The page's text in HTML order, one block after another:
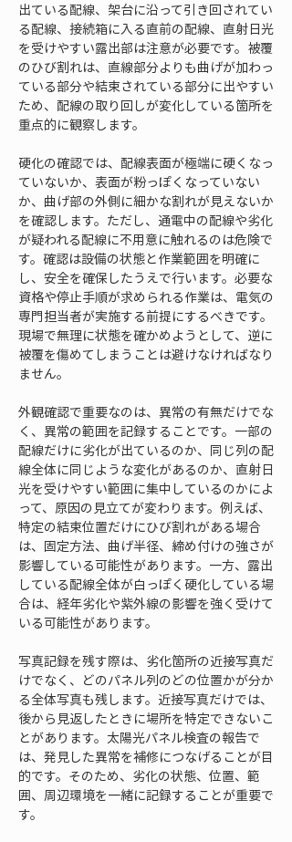
出ている配線、架台に沿って引き回されてい
る配線、接続箱に入る直前の配線、直射日光
を受けやすい露出部は注意が必要です。被覆
のひび割れは、直線部分よりも曲げが加わっ
ている部分や結束されている部分に出やすい
ため、配線の取り回しが変化している箇所を
重点的に観察します。
硬化の確認では、配線表面が極端に硬くなっ
ていないか、表面が粉っぽくなっていない
か、曲げ部の外側に細かな割れが見えないか
を確認します。ただし、通電中の配線や劣化
が疑われる配線に不用意に触れるのは危険で
す。確認は設備の状態と作業範囲を明確に
し、安全を確保したうえで行います。必要な
資格や停止手順が求められる作業は、電気の
専門担当者が実施する前提にするべきです。
現場で無理に状態を確かめようとして、逆に
被覆を傷めてしまうことは避けなければなり
ません。
外観確認で重要なのは、異常の有無だけでな
く、異常の範囲を記録することです。一部の
配線だけに劣化が出ているのか、同じ列の配
線全体に同じような変化があるのか、直射日
光を受けやすい範囲に集中しているのかによ
って、原因の見立てが変わります。例えば、
特定の結束位置だけにひび割れがある場合
は、固定方法、曲げ半径、締め付けの強さが
影響している可能性があります。一方、露出
している配線全体が白っぽく硬化している場
合は、経年劣化や紫外線の影響を強く受けて
いる可能性があります。
写真記録を残す際は、劣化箇所の近接写真だ
けでなく、どのパネル列のどの位置かが分か
る全体写真も残します。近接写真だけでは、
後から見返したときに場所を特定できないこ
とがあります。太陽光パネル検査の報告で
は、発見した異常を補修につなげることが目
的です。そのため、劣化の状態、位置、範
囲、周辺環境を一緒に記録することが重要で
す。